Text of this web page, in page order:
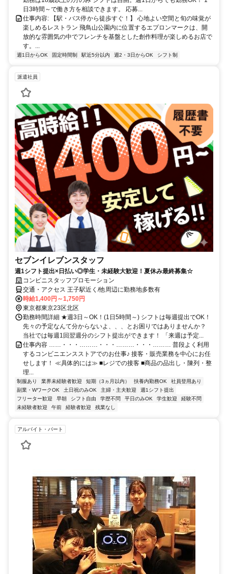
りバス停 北区コミュニティバス【Kバス】（王子・駒込ルート）「飛
鳥山公園」バス停 徒歩すぐ 都バス（王40、王57、草64系統など）
「飛鳥山」バス停 徒歩約3分 車通勤OKですしバイク通勤OKです！ Ｊ
Ｒ京浜東北線の赤羽駅からは4分、川口駅からは7分で電車通勤でき、
田端駅からは4分、日暮里駅からで8分で電車通勤できます！ 埼玉方
面の西川口駅からも約10分、都心方面の上野駅へも約9分でアクセス
分）、赤羽岩淵駅（6分）で、 東京さくらトラム（都電荒川線）では
巣鴨に近い庚申塚（7分）、町屋二丁目（10分）と便利です！ 王子駅
徒歩圏である点や赤羽・川口から10分以内、池袋・上野・赤羽・田端
日3時間～で働き方を相談できます。 応募...
仕事内容: 【駅・バス停から徒歩すぐ！】 心地よい空間と旬の味覚が
楽しめるレストラン 飛鳥山公園内に位置するエプロンマークは、開
放的な雰囲気の中でフレンチを基盤とした創作料理が楽しめるお店で
す。...
週1日からOK 固定時間制 駅近5分以内 週2・3日からOK シフト制
派遣社員
セブンイレブンスタッフ
週1シフト提出×日払い◎学生・未経験大歓迎！夏休み最終募集☆
コンビニスタッフプロモーション
交通・アクセス 王子駅近く/他周辺に勤務地多数有
時給1,400円～1,750円
東京都東京23区北区
勤務時間詳細 ★週3日～OK！(1日5時間～) シフトは毎週提出でOK！
先々の予定なんて分からないよ、、、とお困りではありませんか？
当社では毎週1回翌週分のシフト提出ができます！ 「来週は予定...
仕事内容 ……・・・………・・・………・・・……… 普段よく利用
するコンビニエンスストアでのお仕事♪ 接客・販売業務を中心にお任
せします！ ≪具体的には≫ ■レジでの接客 ■商品の品出し・陳列・整
理...
制服あり 業界未経験者歓迎 短期（3ヵ月以内） 扶養内勤務OK
社員登用あり
副業・WワークOK
土日祝のみOK 主婦・主夫歓迎
週1シフト提出
フリーター歓迎
早朝 シフト自由 学歴不問 平日のみOK 学生歓迎
経験不問
未経験者歓迎
午前 経験者歓迎 残業なし
アルバイト・パート